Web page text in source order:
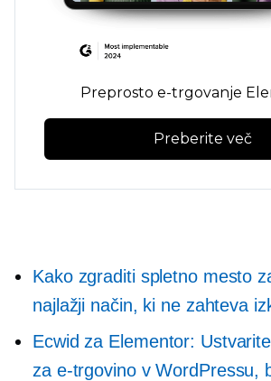
Preprosto e-trgovanje
Preberite več
Kako zgraditi spletno mesto
najlažji način, ki ne zahteva
Ecwid za Elementor:
za e-trgovino v WordPressu,